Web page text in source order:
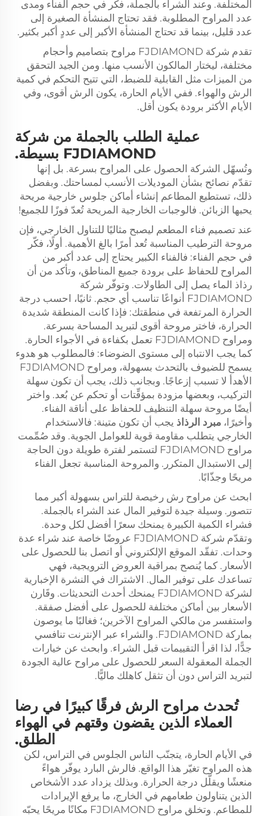
المختلفة. وعند الشراء بالجملة، فكّر في حجم الفناء ومدى
عدد المراوح المطلوبة. فقد تحتاج المنشأة الصغيرة إلى
عدد قليل، بينما قد تحتاج المنشأة الأكبر إلى عددٍ أكبر بكثير.
تقدم شركة FJDIAMOND مراوح بتصاميم وأحجام
مختلفة، ليختار المالكون الأنسب منها. ومن الجيد التحقق
من الميزات مثل القابلية للضبط، التي تتيح التحكم في كمية
الرش والهواء. ففي الأيام الحارة، يكون الرش أقوى، وفي
الأيام الأكثر برودة يكون أقل.
عملية الطلب بالجملة من شركة
FJDIAMOND بسيطة.
وتُسهّل الشركة الحصول على المراوح بسرعة. بل إنها
تقدّم نصائح بشأن الموديلات الأنسب لمساحتك. وبفضل
ذلك، تستطيع المطاعم إنشاء أماكن جلوس خارجية مريحة
يحبها الزبائن. فالوجبات الخارجية المريحة تُعدّ فوزًا للجميع!
عند تصميم فناء المطعم ليصبح مثاليًا للتناول الخارجي، فإن
مروحة الترطيب المناسبة تُعد أمرًا بالغ الأهمية. أولًا، فكّر
في حجم الفناء: فالفناء الكبير يحتاج إلى عدد أكبر من
المراوح للحفاظ على برودة جميع المناطق، وتأكد من أن
رذاذ الماء يصل إلى الطاولات. وتوفّر شركة
FJDIAMOND أنواعًا تناسب أي حجم. ثانيًا، احسب درجة
الحرارة المرتفعة في منطقتك: فإذا كانت المنطقة شديدة
الحرارة، فاختر مروحة أقوى لتبريد المساحة بسرعة.
ومراوح FJDIAMOND تعمل بكفاءة في الأجواء الحارة.
كما يجب الانتباه إلى مستوى الضوضاء: فالمطلوب هو هدوء
يسمح للضيوف بالتحدث بسهولة، ومراوح FJDIAMOND
الأهدأ لا تسبب إزعاجًا. وبجانب ذلك، يجب أن تكون سهلة
التركيب، وبعضها مزودة بمؤقِّتات أو تحكم عن بُعد. واختر
أيضًا مروحة سهلة التنظيف للحفاظ على أناقة الفناء.
وأخيرًا، مبرد الرذاذ يجب أن تكون متينة: فالاستخدام
الخارجي يتطلب مقاومة قوية للعوامل الجوية. وقد صُمِّمت
مراوح FJDIAMOND لتستمر لفترة طويلة دون الحاجة
إلى الاستبدال المتكرر. والمروحة المناسبة تجعل الفناء
مريحًا وجذّابًا.
ابحث عن مراوح رش رخيصة للتراس بسهولة أكبر مما
تتصور. وسيلة جيدة لتوفير المال عند الشراء بالجملة.
فشراء الكمية الكبيرة يمنحك سعرًا أفضل لكل وحدة.
وتقدّم شركة FJDIAMOND عروضًا خاصة عند شراء عدة
وحدات. تفقّد الموقع الإلكتروني أو اتصل بنا للحصول على
الأسعار. كما يُنصح بمراقبة العروض الترويجية، فهي
تساعدك على توفير المال. الاشتراك في النشرة الإخبارية
لشركة FJDIAMOND يمنحك أحدث التحديثات. وقَارن
الأسعار بين أماكن مختلفة للحصول على أفضل صفقة.
واستفسر من مالكي المراوح الآخرين؛ فغالبًا ما يوصون
بماركة FJDIAMOND. والشراء عبر الإنترنت تنافسي
جدًّا، لذا اقرأ التقييمات قبل الشراء. وابحث عن خيارات
الجملة المعقولة السعر للحصول على مراوح عالية الجودة
لتبريد التراس دون أن تثقل كاهلك ماليًّا.
تُحدث مراوح الرش فرقًا كبيرًا في رضا
العملاء الذين يقضون وقتهم في الهواء
الطلق.
في الأيام الحارة، يتجنّب الناس الجلوس في التراس، لكن
هذه المراوح تغيّر هذا الواقع. فالرش البارد يوفّر هواءً
منعشًا ويقلّل درجة الحرارة. وبذلك يزداد عدد الأشخاص
الذين يتناولون طعامهم في الخارج، ما يرفع الإيرادات
للمطاعم. وتخلق مراوح FJDIAMOND مكانًا مريحًا يحبّه